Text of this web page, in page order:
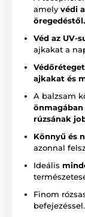
amely védi
öregedéstől.
Véd az UV-
ajkakat a
ajkakat és
A balzsam
rúzsának
Könnyű és
azonnal
Ideális
Finom
befejezéssel.